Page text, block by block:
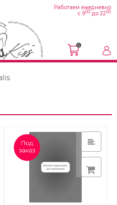
Работаем ежедневно
с 900 до 2200
0